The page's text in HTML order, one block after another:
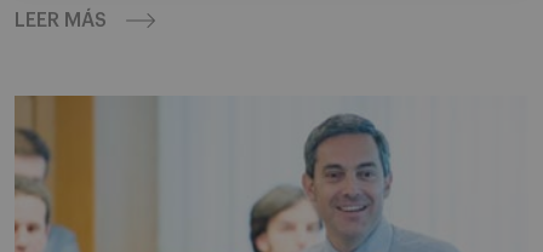
LEER MÁS